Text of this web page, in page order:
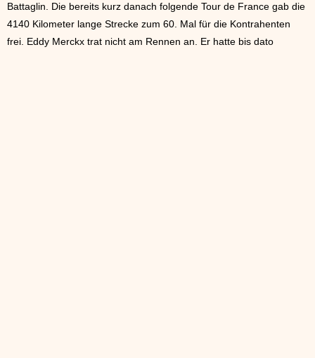
Battaglin. Die bereits kurz danach folgende Tour de France gab die
4140 Kilometer lange Strecke zum 60. Mal für die Kontrahenten
frei. Eddy Merckx trat nicht am Rennen an. Er hatte bis dato